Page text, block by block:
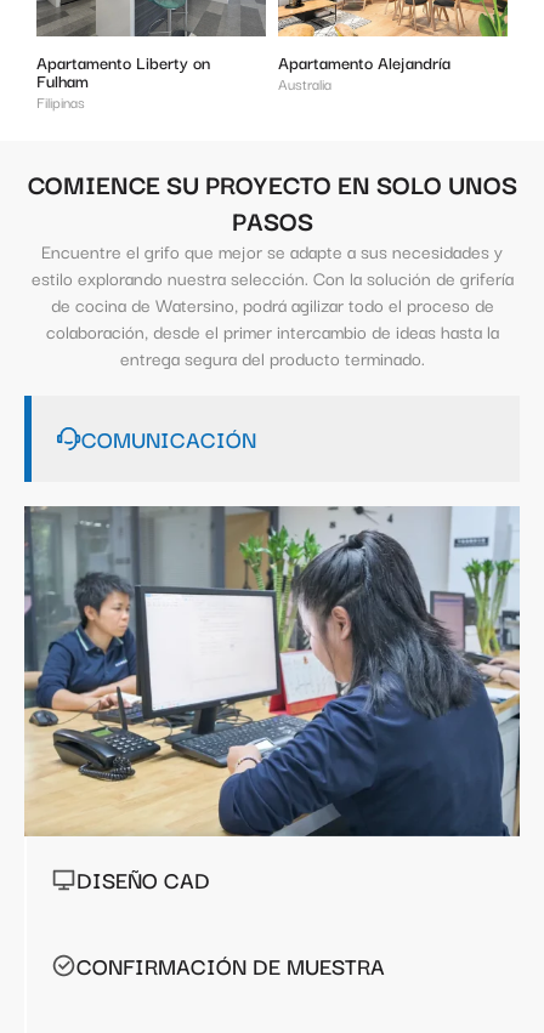
Apartamento Liberty on
Fulham
Filipinas
Apartamento Alejandría
Australia
COMIENCE SU PROYECTO EN SOLO UNOS
PASOS
Encuentre el grifo que mejor se adapte a sus necesidades y
estilo explorando nuestra selección. Con la solución de grifería
de cocina de Watersino, podrá agilizar todo el proceso de
colaboración, desde el primer intercambio de ideas hasta la
entrega segura del producto terminado.
COMUNICACIÓN
DISEÑO CAD
CONFIRMACIÓN DE MUESTRA